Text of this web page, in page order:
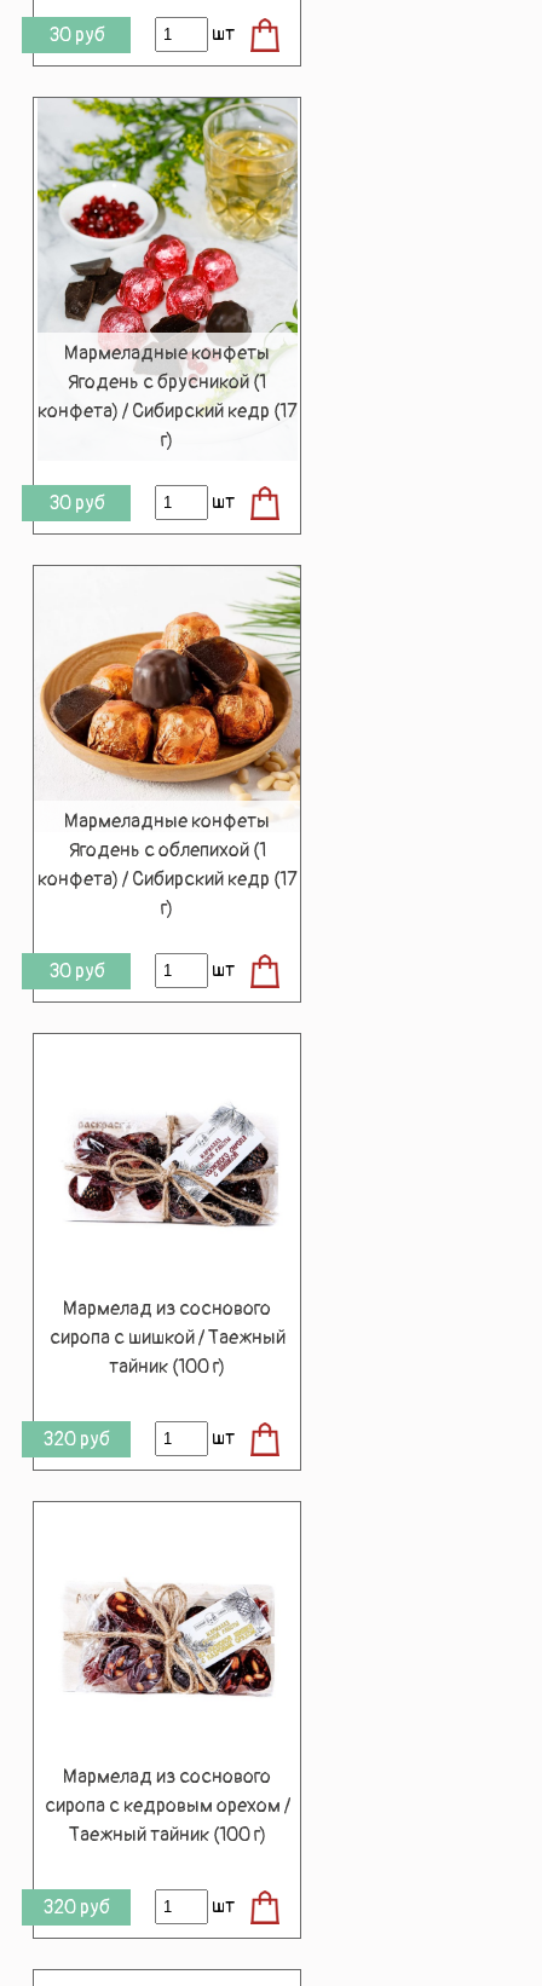
30 руб шт
Мармеладные конфеты
Ягодень с брусникой (1
конфета) / Сибирский кедр (17
г)
30 руб шт
Мармеладные конфеты
Ягодень с облепихой (1
конфета) / Сибирский кедр (17
г)
30 руб шт
Мармелад из соснового
сиропа с шишкой / Таежный
тайник (100 г)
320 руб шт
Мармелад из соснового
сиропа с кедровым орехом /
Таежный тайник (100 г)
320 руб шт